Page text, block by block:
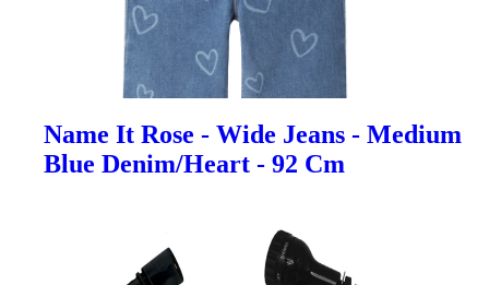
Name It Rose - Wide Jeans - Medium
Blue Denim/Heart - 92 Cm